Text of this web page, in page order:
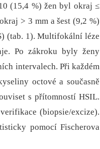
(15,4 %) žen byl okraj ≤
> 3 mm a šest (9,2 %)
(tab. 1). Multifokální léze
Po zákroku byly ženy
intervalech. Při každém
octové a současně
s přítomností HSIL.
(bio­psie/excize).
pomocí Fischerova